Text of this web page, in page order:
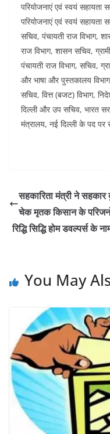
परियोजनाएं एवं स्वयं सहायता
परियोजनाएं एवं स्वयं
सचिव, पंचायती राज विभाग,
राज विभाग, शासन सचिव,
पंचायती राज विभाग, सचिव,
और भाषा और पुस्तकालय विभाग
सचिव, वित्त (बजट) विभाग,
दिल्ली और उप सचिव, भारत
मंत्रालय, नई दिल्ली के पद पर
सहकारिता मंत्री ने
चेक मृतक किसान के
रिद्धि सिद्धि होम डवल्पर्स
You May